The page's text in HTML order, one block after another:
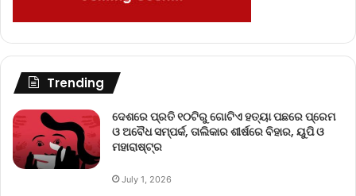
Trending
ଦେଶରେ ପ୍ରତି ୧୦ଟିରୁ ଗୋଟିଏ ହତ୍ୟା ପଛରେ ପ୍ରେମ
ଓ ଅବୈଧ ସମ୍ପର୍କ, ତାଲିକାର ଶୀର୍ଷରେ ବିହାର, ୟୁପି ଓ
ମହାରାଷ୍ଟ୍ର
July 1, 2026